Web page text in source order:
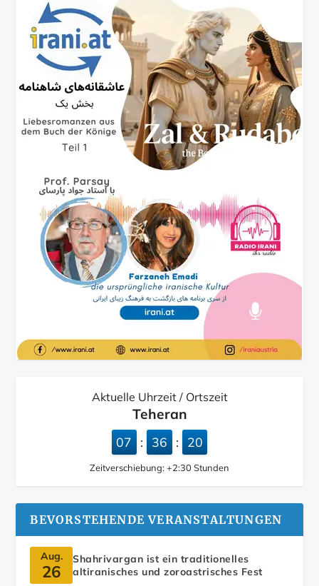
Aktuelle Uhrzeit / Ortszeit
Teheran
07 : 36 : 21
Zeitverschiebung: +2:30 Stunden
BEVORSTEHENDE VERANSTALTUNGEN
Aug.
26
Shahrivargan ist ein traditionelles
altiranisches und zoroastrisches Fest